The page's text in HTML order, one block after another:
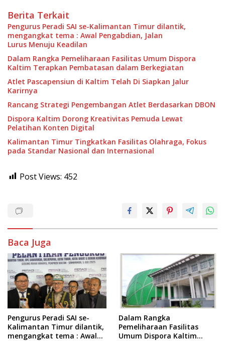
Berita Terkait
Pengurus Peradi SAI se-Kalimantan Timur dilantik,
mengangkat tema : Awal Pengabdian, Jalan
Lurus Menuju Keadilan
Dalam Rangka Pemeliharaan Fasilitas Umum Dispora
Kaltim Terapkan Pembatasan dalam Berkegiatan
Atlet Pascapensiun di Kaltim Telah Di Siapkan Jalur
Karirnya
Rancang Strategi Pengembangan Atlet Berdasarkan DBON
Dispora Kaltim Dorong Kreativitas Pemuda Lewat
Pelatihan Konten Digital
Kalimantan Timur Tingkatkan Fasilitas Olahraga, Fokus
pada Standar Nasional dan Internasional
Post Views: 452
Baca Juga
Pengurus Peradi SAI se-
Kalimantan Timur dilantik,
mengangkat tema : Awal
Dalam Rangka
Pemeliharaan Fasilitas
Umum Dispora Kaltim